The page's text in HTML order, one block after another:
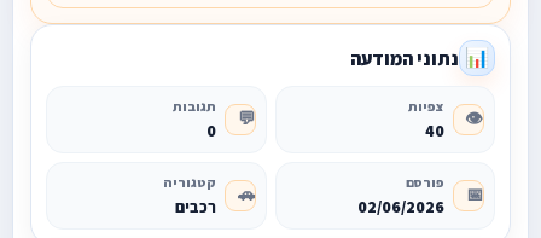
📊 נתוני המודעה
👁️ צפיות
40
💬 תגובות
0
📅 פורסם
02/06/2026
🚗 קטגוריה
רכבים